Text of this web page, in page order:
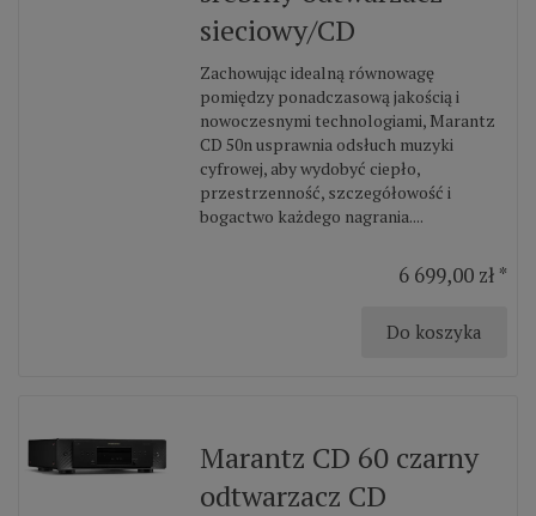
sieciowy/CD
Zachowując idealną równowagę
pomiędzy ponadczasową jakością i
nowoczesnymi technologiami, Marantz
CD 50n usprawnia odsłuch muzyki
cyfrowej, aby wydobyć ciepło,
przestrzenność, szczegółowość i
bogactwo każdego nagrania....
6 699,00 zł *
Do koszyka
Marantz CD 60 czarny
odtwarzacz CD